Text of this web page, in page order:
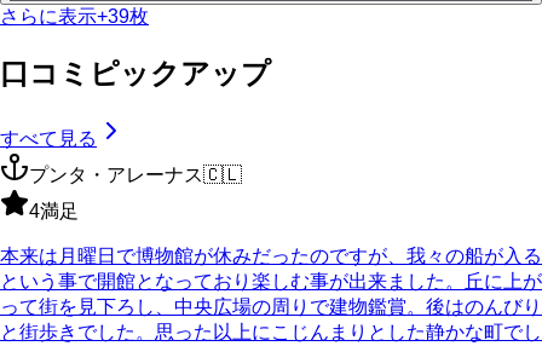
さらに表示+39枚
口コミピックアップ
すべて見る
プンタ・アレーナス🇨🇱
4満足
本来は月曜日で博物館が休みだったのですが、我々の船が入る
という事で開館となっており楽しむ事が出来ました。丘に上が
って街を見下ろし、中央広場の周りで建物鑑賞。後はのんびり
と街歩きでした。思った以上にこじんまりとした静かな町でし